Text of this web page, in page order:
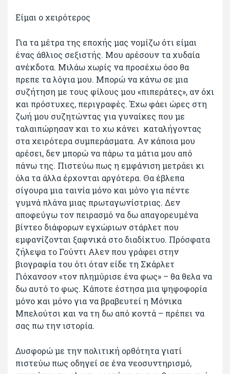
Είμαι ο χειρότερος
Για τα μέτρα της εποχής μας νομίζω ότι είμαι
ένας άθλιος σεξιστής. Μου αρέσουν τα χυδαία
ανέκδοτα. Μιλάω χωρίς να προσέχω όσο θα
πρεπε τα λόγια μου. Μπορώ να κάνω σε μια
συζήτηση με τους φίλους μου «πιπεράτες», αν όχι
και πρόστυχες, περιγραφές. Έχω φάει ώρες στη
ζωή μου συζητώντας για γυναίκες που με
ταλαιπώρησαν και το χω κάνει καταλήγοντας
στα χειρότερα συμπεράσματα. Αν κάποια μου
αρέσει, δεν μπορώ να πάρω τα μάτια μου από
πάνω της. Πιστεύω πως η εμφάνιση μετράει κι
όλα τα άλλα έρχονται αργότερα. Θα έβλεπα
σίγουρα μια ταινία μόνο και μόνο για πέντε
γυμνά πλάνα μιας πρωταγωνίστριας. Δεν
αποφεύγω τον πειρασμό να δω απαγορευμένα
βίντεο διάφορων εγχώριων στάρλετ που
εμφανίζονται ξαφνικά στο διαδίκτυο. Πρόσφατα
ζήλεψα το Γούντι Αλεν που γράφει στην
βιογραφία του ότι όταν είδε τη Σκάρλετ
Γιόχανσον «τον πλημύρισε ένα φως» – θα θελα να
δω αυτό το φως. Κάποτε έστησα μια ψηφοφορία
μόνο και μόνο για να βραβευτεί η Μόνικα
Μπελούτσι και να τη δω από κοντά – πρέπει να
σας πω την ιστορία.
Δυσφορώ με την πολιτική ορθότητα γιατί
πιστεύω πως οδηγεί σε ένα νεοσυντηρισμό,